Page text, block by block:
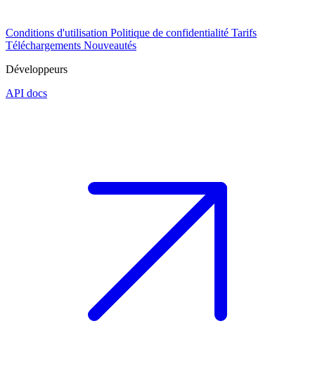
Conditions d'utilisation Politique de confidentialité Tarifs
Téléchargements Nouveautés
Développeurs
API docs